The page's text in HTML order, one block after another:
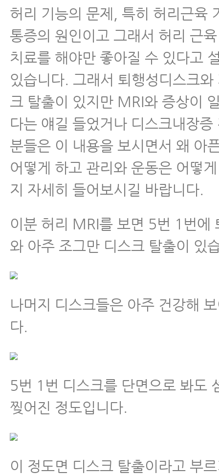
허리 기능의 문제, 특히 허리근육
통증의 원인이고 그래서 허리 근
치료를 해야만 좋아질 수 있다고
있습니다. 그래서 퇴행성디스크와
크 탈출이 있지만 MRI와 증상이
다는 얘길 들었거나 디스크내장증
분들은 이 내용을 보시면서 왜 아
어떻게 하고 관리와 운동은 어떻
지 자세히 들어보시길 바랍니다.
이분 허리 MRI를 보면 5번 1번에
와 아주 조그만 디스크 탈출이 있
나머지 디스크들은 아주 건강해
다.
5번 1번 디스크를 단면으로 봐도
찢어진 정도입니다.
이 정도면 디스크 탈출이라고 부